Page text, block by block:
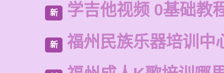
新 学吉他视频 0基础教
新 福州民族乐器培训中